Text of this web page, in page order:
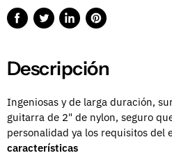
CompartirPublicarCompartirGuardar
Descripción
Ingeniosas y de larga duración,
guitarra de 2" de nylon, seguro
personalidad ya los requisitos del
características